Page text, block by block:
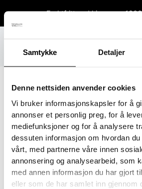
Samtykke Detaljer
Denne nettsiden anvender cookies
Vi bruker informasjonskapsler for å
annonser et personlig preg, for å
mediefunksjoner og for å analysere
dessuten informasjon om hvordan
vårt, med partnerne våre innen
annonsering og analysearbeid, som
med annen informasjon du har gjort
eller som de har samlet inn gjennom
Fraktfritt ved kjøp over
rett
til
IMG_9398
Av danielvittikko/12. mars 2026